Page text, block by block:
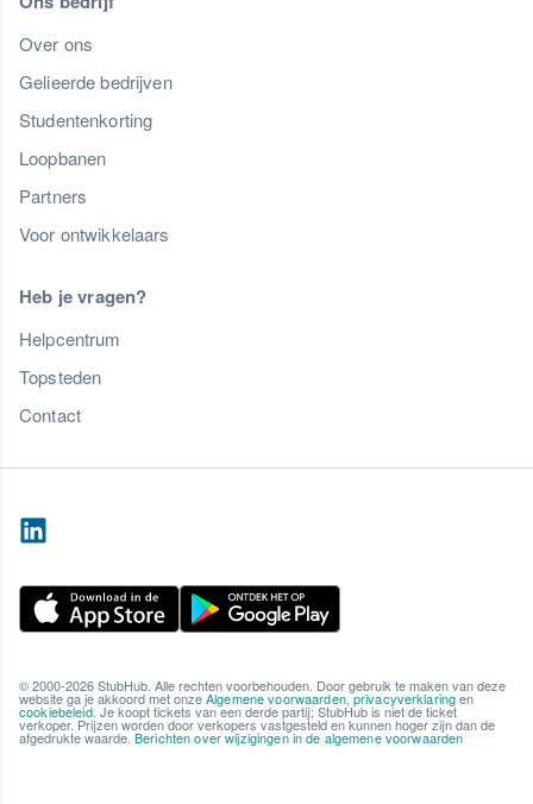
Over ons
Gelieerde bedrijven
Studentenkorting
Loopbanen
Partners
Voor ontwikkelaars
Heb je vragen?
Helpcentrum
Topsteden
Contact
© 2000-2026 StubHub. Alle rechten voorbehouden. Door gebruik te maken van deze
website ga je akkoord met onzeAlgemene voorwaarden,privacyverklaringen
cookiebeleid. Je koopt tickets van een derde partij; StubHub is niet de ticket
verkoper. Prijzen worden door verkopers vastgesteld en kunnen hoger zijn dan de
afgedrukte waarde. Berichten over wijzigingen in de algemene voorwaarden